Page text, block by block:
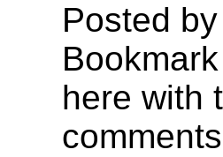
Posted by
here with